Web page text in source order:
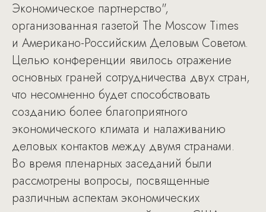
Экономическое партнерство",
организованная газетой The Moscow Times
и Американо-Российским Деловым Советом.
Целью конференции явилось отражение
основных граней сотрудничества двух стран,
что несомненно будет способствовать
созданию более благоприятного
экономического климата и налаживанию
деловых контактов между двумя странами.
Во время пленарных заседаний были
рассмотрены вопросы, посвященные
различным аспектам экономических